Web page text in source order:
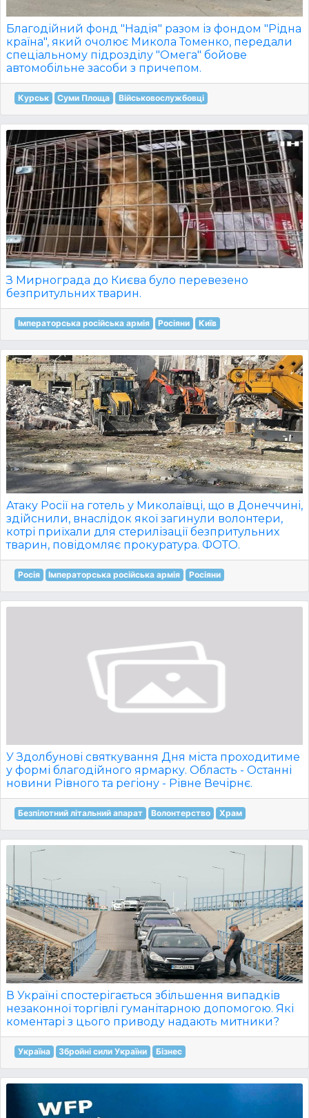
Благодійний фонд "Надія" разом із фондом "Рідна
країна", який очолює Микола Томенко, передали
спеціальному підрозділу "Омега" бойове
автомобільне засоби з причепом.
Курськ Суми Площа Військовослужбовці
З Мирнограда до Києва було перевезено
безпритульних тварин.
Імператорська російська армія Росіяни Київ
Атаку Росії на готель у Миколаївці, що в Донеччині,
здійснили, внаслідок якої загинули волонтери,
котрі приїхали для стерилізації безпритульних
тварин, повідомляє прокуратура. ФОТО.
Росія Імператорська російська армія Росіяни
У Здолбунові святкування Дня міста проходитиме
у формі благодійного ярмарку. Область - Останні
новини Рівного та регіону - Рівне Вечірнє.
Безпілотний літальний апарат Волонтерство Храм
В Україні спостерігається збільшення випадків
незаконної торгівлі гуманітарною допомогою. Які
коментарі з цього приводу надають митники?
Україна Збройні сили України Бізнес